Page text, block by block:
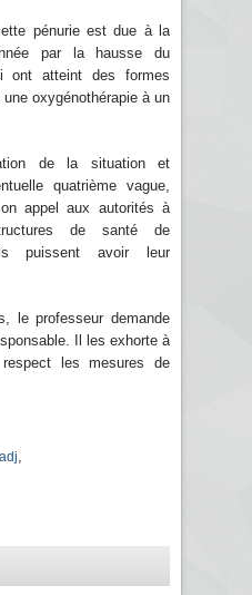
pénurie est due à la
par la hausse du
ont atteint des formes
oxygénothérapie à un
de la situation et
quatrième vague,
appel aux autorités à
de santé de
puissent avoir leur
le professeur demande
Il les exhorte à
les mesures de